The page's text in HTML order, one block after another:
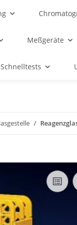
Meßgeräte
Schnelltests